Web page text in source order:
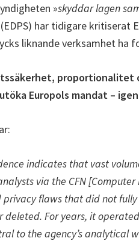
»skyddar lagen
har tidigare kritiserat
liknande verksamhet ha
proportionalitet
Europols mandat –
indicates that vast
via the CFN
flaws that did not
For years, it
to the agency’s analytical